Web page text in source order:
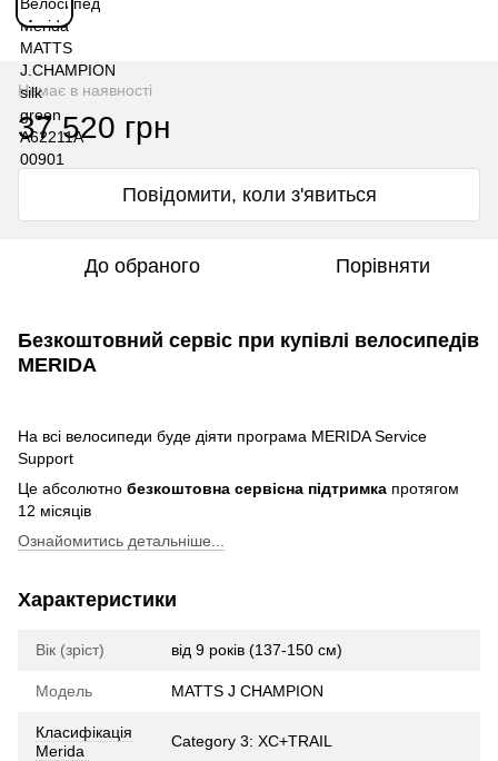
Немає в наявності
37 520 грн
Повідомити, коли з'явиться
До обраного Порівняти
Безкоштовний сервіс при купівлі велосипедів
MERIDA
На всі велосипеди буде діяти програма MERIDA Service
Support
Це абсолютно безкоштовна сервісна підтримка протягом
12 місяців
Ознайомитись детальніше...
Характеристики
Вік (зріст) від 9 років (137-150 см)
Модель MATTS J CHAMPION
Класифікація
Merida
Category 3: XC+TRAIL